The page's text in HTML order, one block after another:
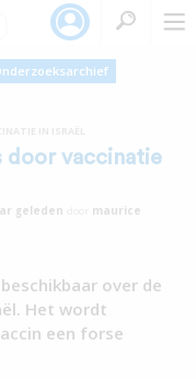
door vaccinatie
geleden
maurice
over de
Het wordt
een forse